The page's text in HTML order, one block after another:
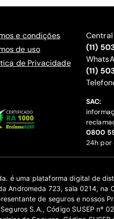
e condições
de uso
de Privacidade
(11)
(11)
SAC:
‍0800
24h por
é uma plataforma digital de
Andromeda 723, sala 0214, na
de seguros e nossos
S.A., Código SUSEP nº